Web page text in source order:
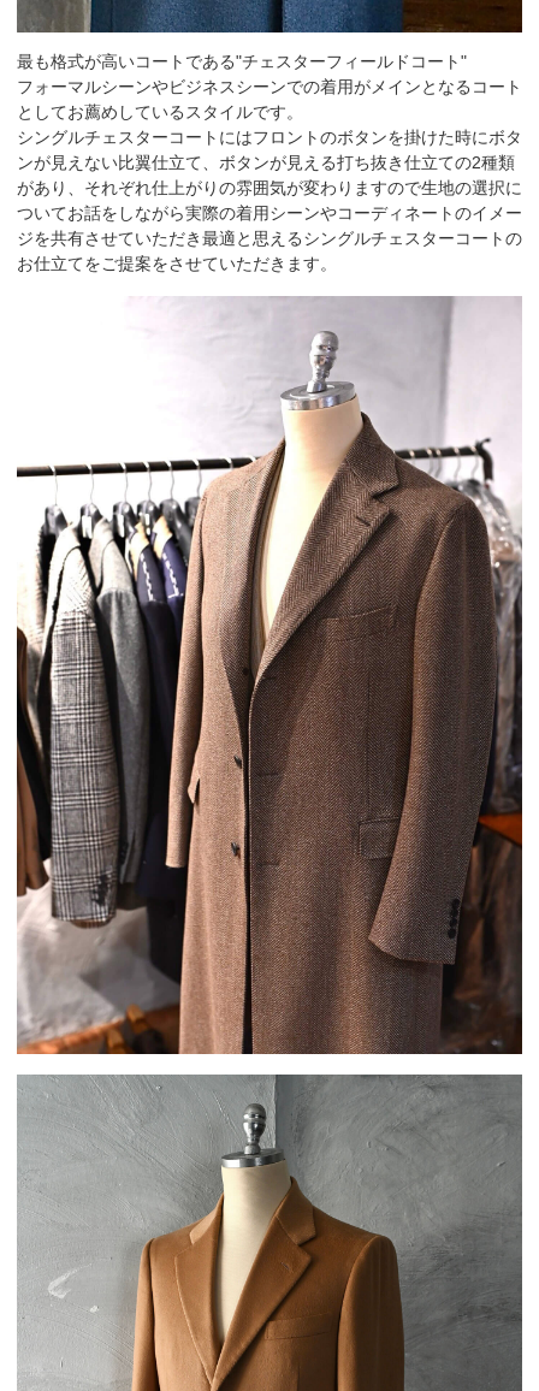
最も格式が高いコートである"チェスターフィールドコート"
フォーマルシーンやビジネスシーンでの着用がメインとなるコート
としてお薦めしているスタイルです。
シングルチェスターコートにはフロントのボタンを掛けた時にボタ
ンが見えない比翼仕立て、ボタンが見える打ち抜き仕立ての2種類
があり、それぞれ仕上がりの雰囲気が変わりますので生地の選択に
ついてお話をしながら実際の着用シーンやコーディネートのイメー
ジを共有させていただき最適と思えるシングルチェスターコートの
お仕立てをご提案をさせていただきます。